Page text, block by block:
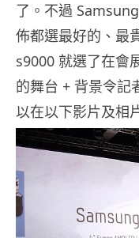
了。不過
佈都選最好的、最
s9000 就選了在會
的舞台 + 背景令記
以在以下影片及相